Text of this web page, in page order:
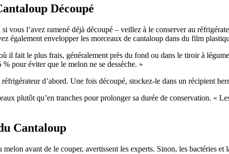
Découpé
vous l’avez ramené déjà découpé – veillez à le conserver au
également envelopper les morceaux de cantaloup dans du film
il fait le plus frais, généralement près du fond ou dans le tiroir à
pour éviter que le melon ne se dessèche. »
d’abord. Une fois découpé, stockez-le dans un récipient
plutôt qu’en tranches pour prolonger sa durée de conservation. «
Cantaloup
avant de le couper, avertissent les experts. Sinon, les bactéries